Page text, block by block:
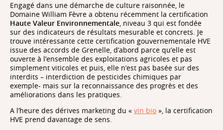
Engagé dans une démarche de culture raisonnée, le
Domaine William Fèvre a obtenu récemment la certification
Haute Valeur Environnementale, niveau 3 qui est fondée
sur des indicateurs de résultats mesurable et concrets. Je
trouve intéressante cette certification gouvernementale HVE
issue des accords de Grenelle, d’abord parce qu’elle est
ouverte à l’ensemble des exploitations agricoles et pas
simplement viticoles et puis, elle n’est pas basée sur des
interdits – interdiction de pesticides chimiques par
exemple- mais sur la reconnaissance des progrès et des
améliorations dans les pratiques.
A l’heure des dérives marketing du « vin bio », la certification
HVE prend davantage de sens.